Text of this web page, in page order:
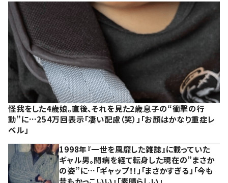
怪我をした4歳娘。直後、それを見た2歳息子の“衝撃の行
動”に…254万回表示「凄い配慮（笑）」「お顔はかなり重症レ
ベル」
1998年『一世を風靡した雑誌』に載っていた
ギャル男。闘病を経て転身した現在の”まさか
の姿”に…「ギャップ！！」「まさかすぎる」「今も